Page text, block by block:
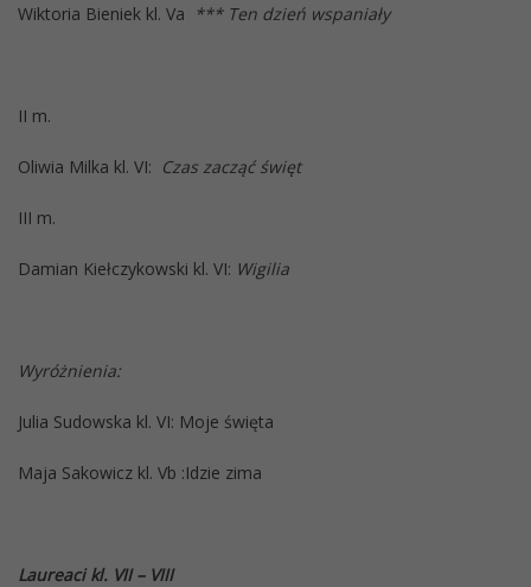
Wiktoria Bieniek kl. Va *** Ten dzień wspaniały
II m.
Oliwia Milka kl. VI: Czas zacząć święt
III m.
Damian Kiełczykowski kl. VI: Wigilia
Wyróżnienia:
Julia Sudowska kl. VI: Moje święta
Maja Sakowicz kl. Vb :Idzie zima
Laureaci kl. VII – VIII